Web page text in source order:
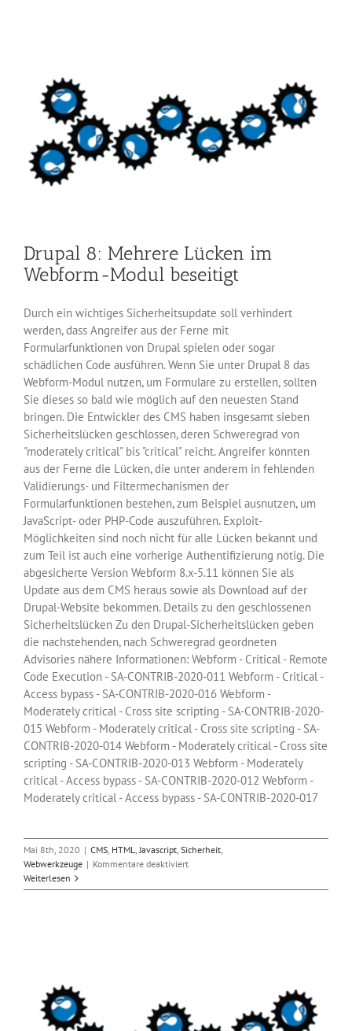
Drupal 8: Mehrere Lücken im
Webform-Modul beseitigt
Durch ein wichtiges Sicherheitsupdate soll verhindert
werden, dass Angreifer aus der Ferne mit
Formularfunktionen von Drupal spielen oder sogar
schädlichen Code ausführen. Wenn Sie unter Drupal 8 das
Webform-Modul nutzen, um Formulare zu erstellen, sollten
Sie dieses so bald wie möglich auf den neuesten Stand
bringen. Die Entwickler des CMS haben insgesamt sieben
Sicherheitslücken geschlossen, deren Schweregrad von
"moderately critical" bis "critical" reicht. Angreifer könnten
aus der Ferne die Lücken, die unter anderem in fehlenden
Validierungs- und Filtermechanismen der
Formularfunktionen bestehen, zum Beispiel ausnutzen, um
JavaScript- oder PHP-Code auszuführen. Exploit-
Möglichkeiten sind noch nicht für alle Lücken bekannt und
zum Teil ist auch eine vorherige Authentifizierung nötig. Die
abgesicherte Version Webform 8.x-5.11 können Sie als
Update aus dem CMS heraus sowie als Download auf der
Drupal-Website bekommen. Details zu den geschlossenen
Sicherheitslücken Zu den Drupal-Sicherheitslücken geben
die nachstehenden, nach Schweregrad geordneten
Advisories nähere Informationen: Webform - Critical - Remote
Code Execution - SA-CONTRIB-2020-011 Webform - Critical -
Access bypass - SA-CONTRIB-2020-016 Webform -
Moderately critical - Cross site scripting - SA-CONTRIB-2020-
015 Webform - Moderately critical - Cross site scripting - SA-
CONTRIB-2020-014 Webform - Moderately critical - Cross site
scripting - SA-CONTRIB-2020-013 Webform - Moderately
critical - Access bypass - SA-CONTRIB-2020-012 Webform -
Moderately critical - Access bypass - SA-CONTRIB-2020-017
Mai 8th, 2020 | CMS, HTML,Javascript, Sicherheit,
Webwerkzeuge | Kommentare deaktiviertfür
8:
Weiterlesen